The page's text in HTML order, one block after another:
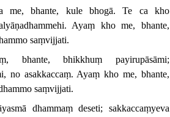
me, bhante, kule bhogā. Te ca kho
Ayaṃ kho me, bhante,
saṃvijjati.
bhante, bhikkhuṃ payirupāsāmi;
no asakkaccaṃ. Ayaṃ kho me, bhante,
saṃvijjati.
dhammaṃ deseti; sakkaccaṃyeva